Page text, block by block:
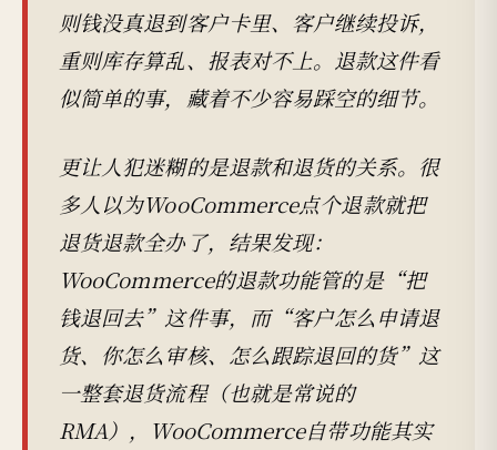
则钱没真退到客户卡里、客户继续投诉，
重则库存算乱、报表对不上。退款这件看
似简单的事，藏着不少容易踩空的细节。
更让人犯迷糊的是退款和退货的关系。很
多人以为WooCommerce点个退款就把
退货退款全办了，结果发现：
WooCommerce的退款功能管的是“把
钱退回去”这件事，而“客户怎么申请退
货、你怎么审核、怎么跟踪退回的货”这
一整套退货流程（也就是常说的
RMA），WooCommerce自带功能其实